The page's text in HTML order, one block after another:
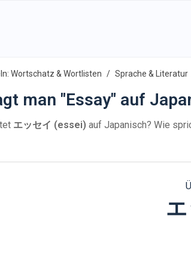
Wortschatz & Wortlisten Sprache & Literatur
man "Essay" auf
エッセイ (essei) auf Japanisch? Wie